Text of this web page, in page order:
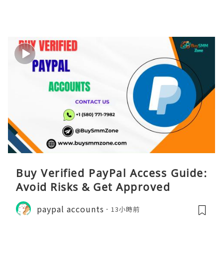
Buy Verified PayPal Access Guide:
Avoid Risks & Get Approved
paypal accounts 13小時前